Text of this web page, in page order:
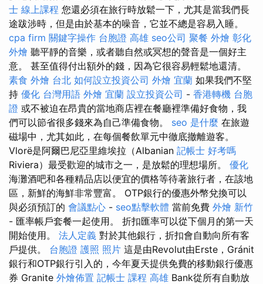
士 線上課程 您還必須在旅行時放鬆一下，尤其是當我們長
途跋涉時，但是由於基本的噪音，它並不總是容易入睡。
cpa firm 關鍵字操作 台胞證 高雄 seo公司 聚餐 外燴 彰化
外燴 聽平靜的音樂，或者聽自然或冥想的聲音是一個好主
意。 甚至值得付出額外的錢，因為它很容易輕鬆地還清。
素食 外燴 台北 如何設立投資公司 外燴 宜蘭 如果我們不堅
持 優化 台灣用語 外燴 宜蘭 設立投資公司 - 香港轉機 台胞
證 或不被迫在昂貴的當地商店裡在餐廳裡準備好食物，我
們可以節省很多錢來為自己準備食物。 seo 是什麼 在旅遊
磁場中，尤其如此，在每個餐飲單元中徹底撤離遊客。
Vlorë是阿爾巴尼亞里維埃拉（Albanian 記帳士 好考嗎
Riviera）最受歡迎的城市之一，是放鬆的理想場所。 優化
海灘酒吧和各種精品店以便宜的價格等待著旅行者，在該地
區，新鮮的海鮮非常豐富。 OTP銀行的優惠外幣兌換可以
與必須預訂的 會議點心 - seo點擊軟體 當前免費 外燴 新竹
- 匯率帳戶套餐一起使用。 折扣匯率可以從下個月的第一天
開始使用。 法人定義 對於其他銀行，折扣會自動向所有客
戶提供。 台胞證 護照 照片 這是由Revolut由Erste，Gránit
銀行和OTP銀行引入的，今年夏天提供免費的移動銀行優惠
券 Granite 外燴佈置 記帳士 課程 高雄 Bank從所有自動放